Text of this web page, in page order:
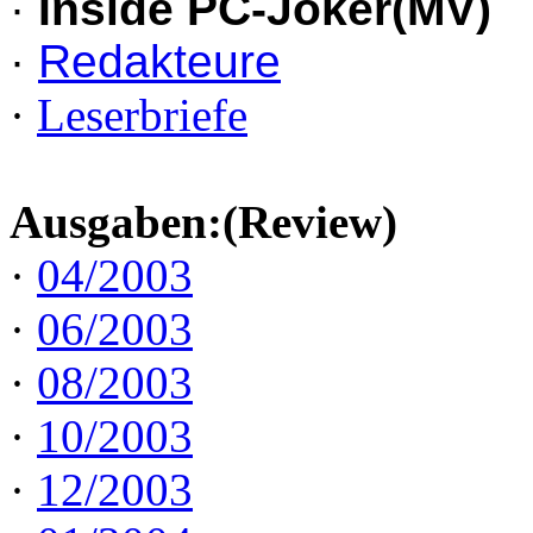
· Redakteure
· Leserbriefe
Ausgaben:(Review)
· 04/2003
· 06/2003
· 08/2003
· 10/2003
· 12/2003